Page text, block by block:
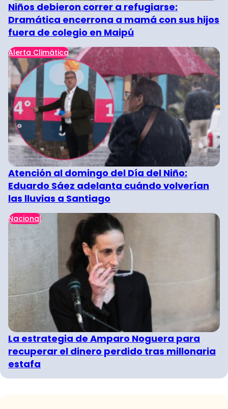
Niños debieron correr a refugiarse:
Dramática encerrona a mamá con sus hijos
fuera de colegio en Maipú
Alerta Climática
Atención al domingo del Día del Niño:
Eduardo Sáez adelanta cuándo volverían
las lluvias a Santiago
Nacional
La estrategia de Amparo Noguera para
recuperar el dinero perdido tras millonaria
estafa